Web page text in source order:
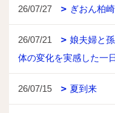
26/07/27 ぎおん柏
26/07/21
娘夫婦と
体の変化を実感した一
26/07/15 夏到来